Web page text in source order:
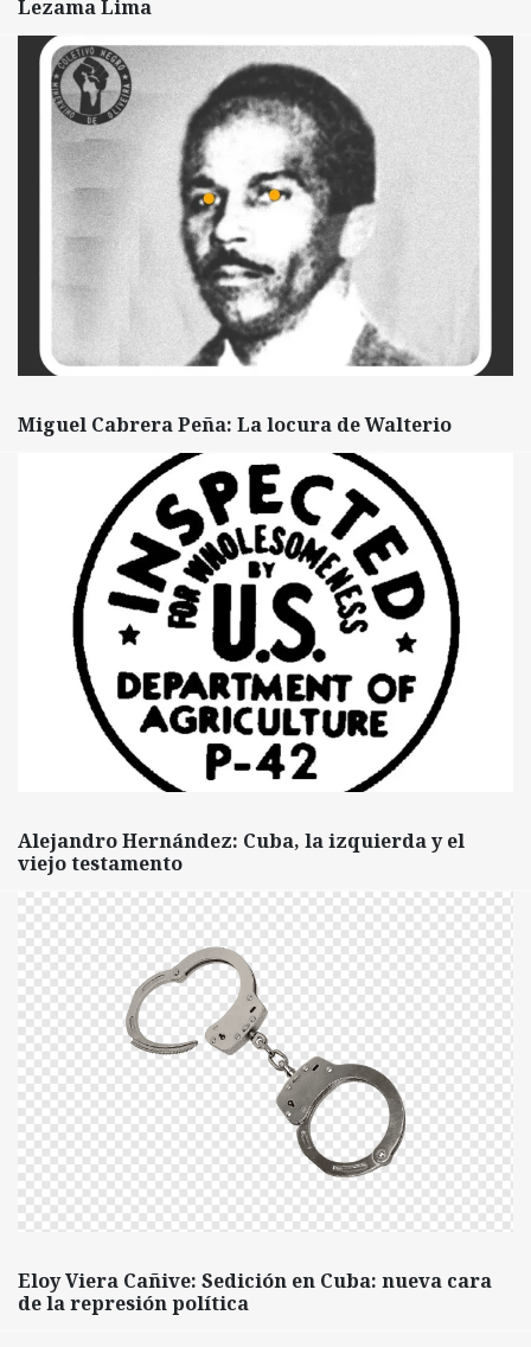
Lezama Lima
Miguel Cabrera Peña: La locura de Walterio
Alejandro Hernández: Cuba, la izquierda y el
viejo testamento
Eloy Viera Cañive: Sedición en Cuba: nueva cara
de la represión política